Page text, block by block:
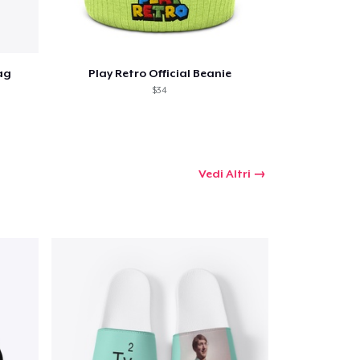
Play Retro Official Beanie
$34
Vedi Altri
tuo carrello